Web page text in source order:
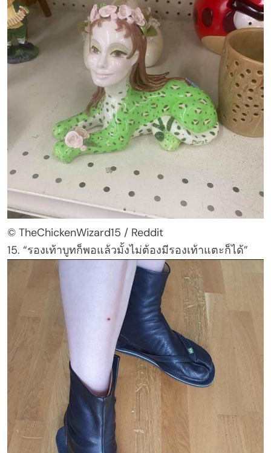
© TheChickenWizard15 / Reddit
15. “รองเท้าบูทก็พอแล้วมั้งไม่ต้องมีรองเท้าแตะก็ได้”